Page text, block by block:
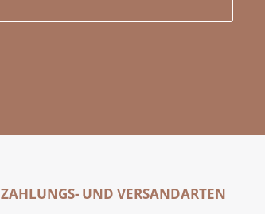
ZAHLUNGS- UND VERSANDARTEN